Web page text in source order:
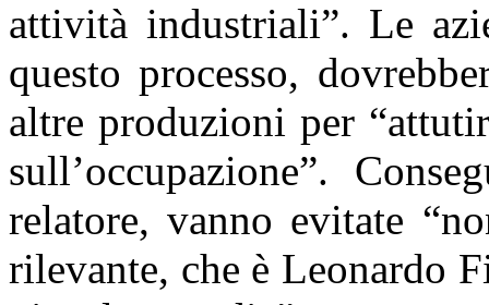
attività industriali”. Le
questo processo,
altre produzioni per
sull’occupazione”.
relatore, vanno evitate
rilevante, che è Leonardo